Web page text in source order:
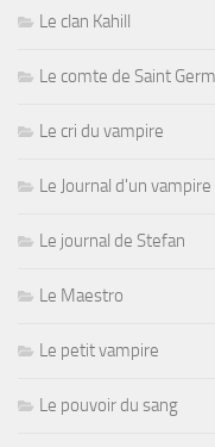
Le clan Kahill
Le comte de Saint
Le cri du vampire
Le Journal d'un vampire
Le journal de Stefan
Le Maestro
Le petit vampire
Le pouvoir du sang